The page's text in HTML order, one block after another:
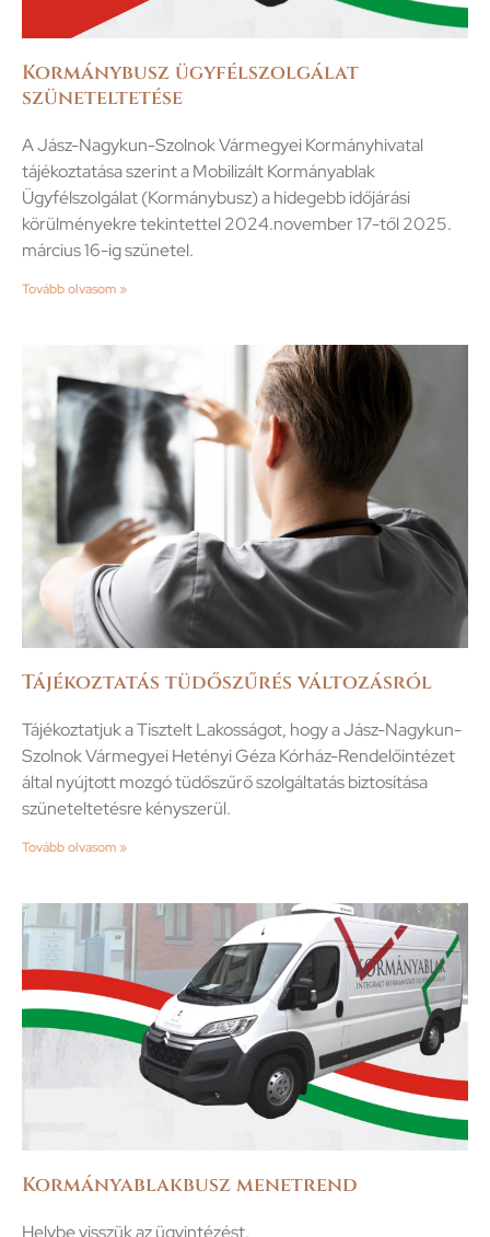
Kormánybusz ügyfélszolgálat
szüneteltetése
A Jász-Nagykun-Szolnok Vármegyei Kormányhivatal
tájékoztatása szerint a Mobilizált Kormányablak
Ügyfélszolgálat (Kormánybusz) a hidegebb időjárási
körülményekre tekintettel 2024.november 17-től 2025.
március 16-ig szünetel.
Tovább olvasom »
Tájékoztatás tüdőszűrés változásról
Tájékoztatjuk a Tisztelt Lakosságot, hogy a Jász-Nagykun-
Szolnok Vármegyei Hetényi Géza Kórház-Rendelőintézet
által nyújtott mozgó tüdőszűrő szolgáltatás biztosítása
szüneteltetésre kényszerül.
Tovább olvasom »
Kormányablakbusz menetrend
Helybe visszük az ügyintézést.